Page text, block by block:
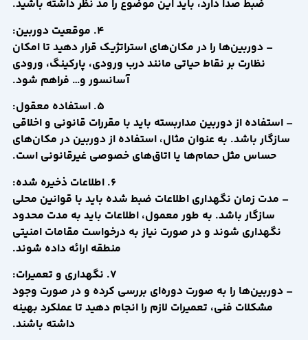
ضبط صدا دارد، باید این موضوع را مد نظر داشته باشید.
4. موقعیت دوربین:
– دوربین‌ها را در مکان‌های استراتژیک قرار دهید تا امکان
نظارت بر نقاط حیاتی مانند درب ورودی، پارکینگ، ورودی
آسانسور و… فراهم شود.
5. استفاده معقول:
– استفاده از دوربین مداربسته باید با مقررات قانونی و اخلاقی
سازگار باشد. به عنوان مثال، استفاده از دوربین در مکان‌های
حساس مثل حمام‌ها یا اتاق‌های خصوصی غیرقانونی است.
6. اطلاعات ذخیره شده:
– مدت زمان نگهداری اطلاعات ضبط شده باید با قوانین محلی
سازگار باشد. به طور معمول، اطلاعات باید به مدت محدود
نگهداری شوند و در صورت نیاز به درخواست مقامات امنیتی
منطقه ارائه داده شوند.
7. نگهداری و تعمیرات:
– دوربین‌ها را به صورت دوره‌ای بررسی کرده و در صورت وجود
مشکلات فنی، تعمیرات لازم را انجام دهید تا عملکرد بهینه
داشته باشند.